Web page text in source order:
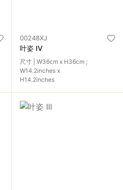
00248XJ
叶姿 IV
尺寸 | W36cm x H36cm ;
W14.2inches x
H14.2inches